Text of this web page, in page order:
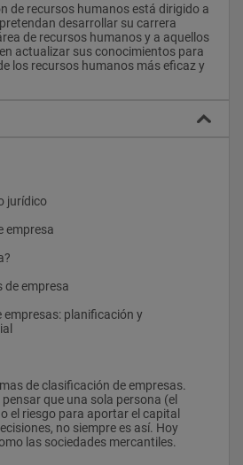
de recursos humanos está dirigido a
desarrollar su carrera
de recursos humanos y a aquellos
actualizar sus conocimientos para
los recursos humanos más eficaz y
el humano, de la forma más
Está orientado a cualquier
formar y dar apoyo a los
empresarial para que aporten
día a día. Por ello, el postgrado
profesional que ya tiene
ámbito y desea ahondar en la
aquellos recién licenciados que
esta disciplina.
que este programa formativo
un diseño curricular basado en el
Superior (EEES) son:
jurídico
empresa
de empresa
planificación y
de clasificación de empresas.
que una sola persona (el
el riesgo para aportar el capital
no siempre es así. Hoy
las sociedades mercantiles.